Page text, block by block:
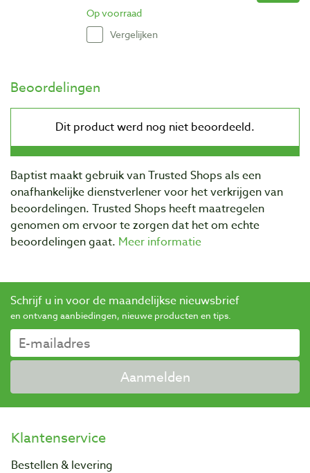
Op voorraad
Vergelijken
Beoordelingen
Baptist maakt gebruik van Trusted Shops als een
onafhankelijke dienstverlener voor het verkrijgen van
beoordelingen. Trusted Shops heeft maatregelen
genomen om ervoor te zorgen dat het om echte
beoordelingen gaat. Meer informatie
Schrijf u in voor de maandelijkse nieuwsbrief
en ontvang aanbiedingen, nieuwe producten en tips.
Aanmelden
Klantenservice
Bestellen & levering